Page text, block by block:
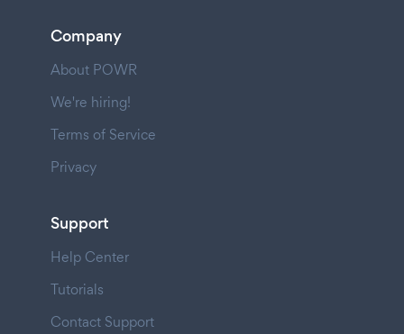
Company
About POWR
We're hiring!
Terms of Service
Privacy
Support
Help Center
Tutorials
Contact Support